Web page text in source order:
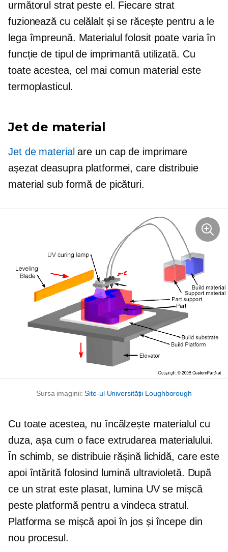
următorul strat peste el. Fiecare strat
fuzionează cu celălalt și se răcește pentru a le
lega împreună. Materialul folosit poate varia în
funcție de tipul de imprimantă utilizată. Cu
toate acestea, cel mai comun material este
termoplasticul.
Jet de material
Jet de material are un cap de imprimare
așezat deasupra platformei, care distribuie
material sub formă de picături.
Sursa imaginii:Site-ul Universității Loughborough
Cu toate acestea, nu încălzește materialul cu
duza, așa cum o face extrudarea materialului.
În schimb, se distribuie rășină lichidă, care este
apoi întărită folosind lumină ultravioletă. După
ce un strat este plasat, lumina UV se mișcă
peste platformă pentru a vindeca stratul.
Platforma se mișcă apoi în jos și începe din
nou procesul.